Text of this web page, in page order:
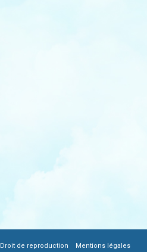
Droit de reproduction Mentions légales|